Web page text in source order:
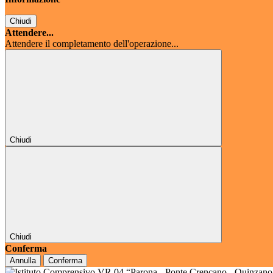
Chiudi
Attendere...
Attendere il completamento dell'operazione...
Chiudi
Chiudi
Conferma
Annulla Conferma